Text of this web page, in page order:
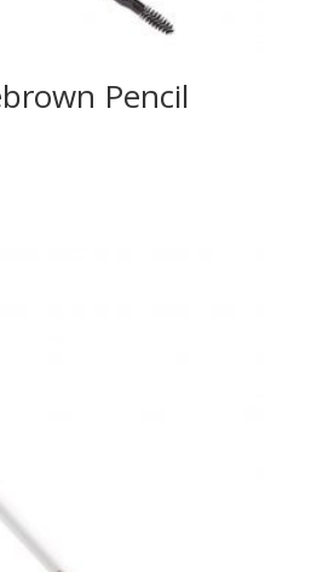
Pencil